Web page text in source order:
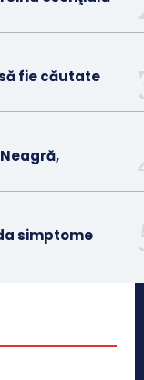
fie căutate
simptome